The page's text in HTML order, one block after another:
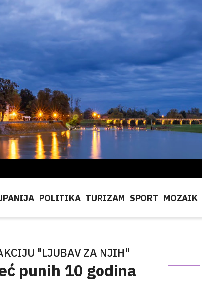
POLITIKA TURIZAM SPORT MOZAIK
"LJUBAV ZA NJIH"
punih 10 godina